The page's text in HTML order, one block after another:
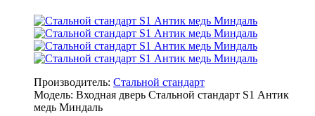
Производитель: Стальной стандарт
Модель: Входная дверь Стальной стандарт S1 Антик
медь Миндаль